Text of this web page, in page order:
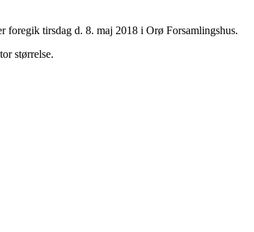
foregik tirsdag d. 8. maj 2018 i Orø Forsamlingshus.
størrelse.